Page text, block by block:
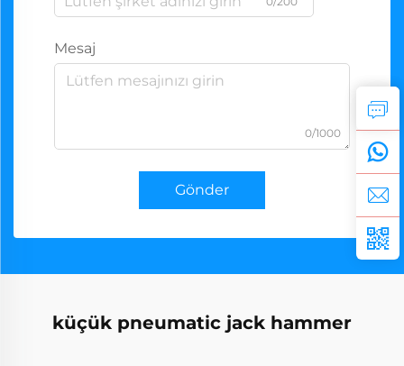
Mesaj
0/1000
Gönder
küçük pneumatic jack hammer